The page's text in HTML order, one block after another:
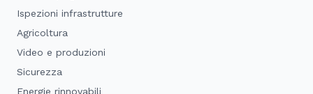
Ispezioni infrastrutture
Agricoltura
Video e produzioni
Sicurezza
Energie rinnovabili